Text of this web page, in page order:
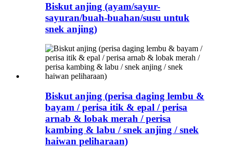
Biskut anjing (ayam/sayur-
sayuran/buah-buahan/susu untuk
snek anjing)
Biskut anjing (perisa daging lembu &
bayam / perisa itik & epal / perisa
arnab & lobak merah / perisa
kambing & labu / snek anjing / snek
haiwan peliharaan)